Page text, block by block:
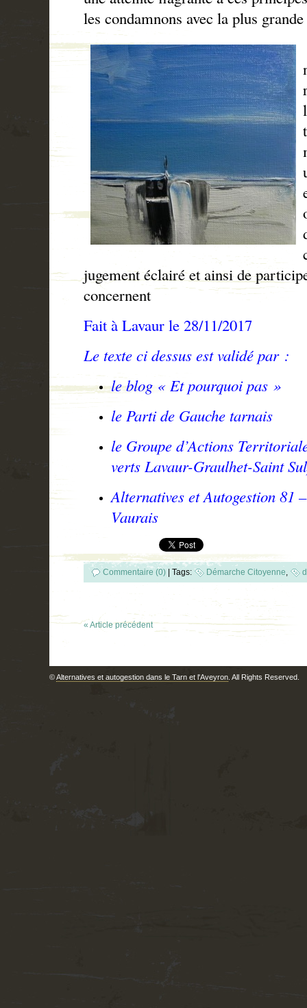
les condamnons avec la plus
jugement éclairé et ainsi de
concernent
Fait à Lavaur le 28/11/2017
Le texte ci dessus est validé par :
le blog « Et pourquoi pas »
le Parti de Gauche tarnais
le Groupe d’Actions
verts Lavaur-Graulhet-Saint
Alternatives et Autogestion 81
Vaurais
Commentaire (0) | Tags: Démarche Citoyenne
« Article précédent
©Alternatives et autogestion dans le Tarn et l'Aveyron . All Rights Reserved.